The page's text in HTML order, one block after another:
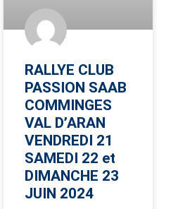
RALLYE CLUB
PASSION SAAB
COMMINGES
VAL D’ARAN
VENDREDI 21
SAMEDI 22 et
DIMANCHE 23
JUIN 2024